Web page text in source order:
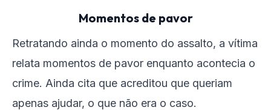
Momentos de pavor
Retratando ainda o momento do assalto, a vítima
relata momentos de pavor enquanto acontecia o
crime. Ainda cita que acreditou que queriam
apenas ajudar, o que não era o caso.